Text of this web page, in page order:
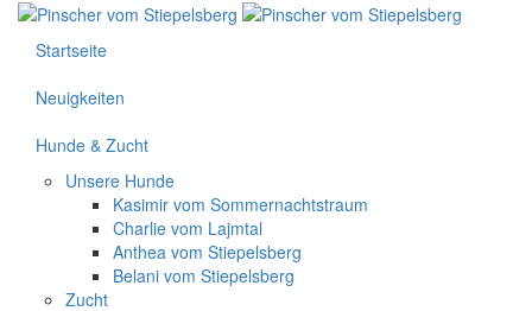
Startseite
Neuigkeiten
Hunde & Zucht
Unsere Hunde
Kasimir vom Sommernachtstraum
Charlie vom Lajmtal
Anthea vom Stiepelsberg
Belani vom Stiepelsberg
Zucht